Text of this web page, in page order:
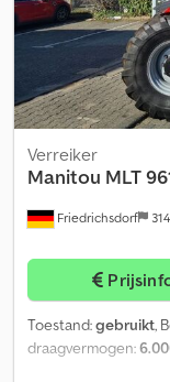
Friedrichsdorf
Verreiker
Manitou MLT
Toestand:gebruikt,
draagvermogen: